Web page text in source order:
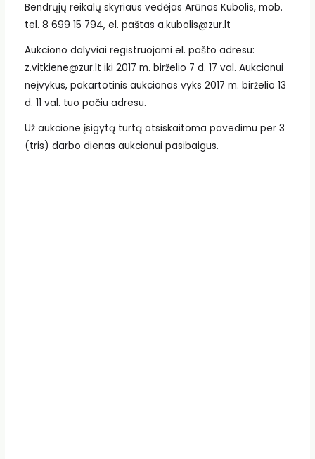
Bendrųjų reikalų skyriaus vedėjas Arūnas Kubolis, mob.
tel. 8 699 15 794, el. paštas a.kubolis@zur.lt
Aukciono dalyviai registruojami el. pašto adresu:
z.vitkiene@zur.lt iki 2017 m. birželio 7 d. 17 val. Aukcionui
neįvykus, pakartotinis aukcionas vyks 2017 m. birželio 13
d. 11 val. tuo pačiu adresu.
Už aukcione įsigytą turtą atsiskaitoma pavedimu per 3
(tris) darbo dienas aukcionui pasibaigus.